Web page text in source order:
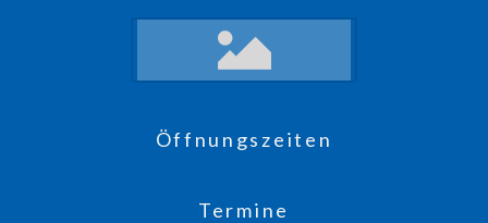
Öffnungszeiten
Termine